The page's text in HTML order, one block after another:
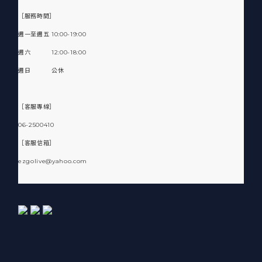
［服務時間］
週一至週五 10:00-19:00
週六 12:00-18:00
週日 公休
［客服專線］
06-2500410
［客服信箱］
ezgolive@yahoo.com